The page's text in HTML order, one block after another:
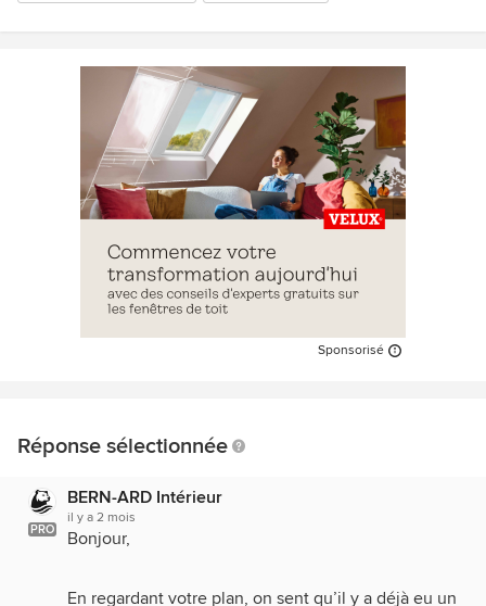
Sponsorisé
Réponse sélectionnée
PRO
BERN-ARD Intérieur
il y a 2 mois
Bonjour,
En regardant votre plan, on sent qu’il y a déjà eu un